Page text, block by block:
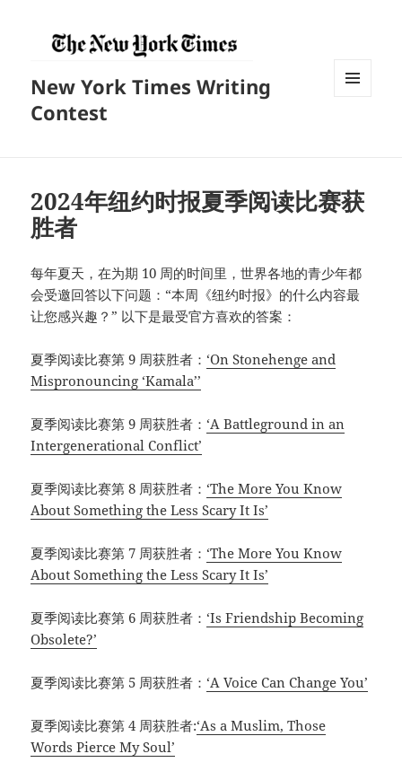
New York Times Writing
Contest
2024年纽约时报夏季阅读比赛获
胜者
每年夏天，在为期 10 周的时间里，世界各地的青少年都
会受邀回答以下问题：“本周《纽约时报》的什么内容最
让您感兴趣？” 以下是最受官方喜欢的答案：
夏季阅读比赛第 9 周获胜者： ‘On Stonehenge and
Mispronouncing ‘Kamala’’
夏季阅读比赛第 9 周获胜者： ‘A Battleground in an
Intergenerational Conflict’
夏季阅读比赛第 8 周获胜者： ‘The More You Know
About Something the Less Scary It Is’
夏季阅读比赛第 7 周获胜者： ‘The More You Know
About Something the Less Scary It Is’
夏季阅读比赛第 6 周获胜者： ‘Is Friendship Becoming
Obsolete?’
夏季阅读比赛第 5 周获胜者： ‘A Voice Can Change You’
夏季阅读比赛第 4 周获胜者:‘As a Muslim, Those
Words Pierce My Soul’